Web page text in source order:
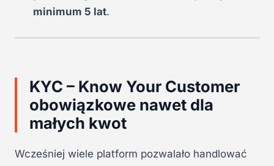
minimum 5 lat.
KYC – Know Your Customer
obowiązkowe nawet dla
małych kwot
Wcześniej wiele platform pozwalało handlować